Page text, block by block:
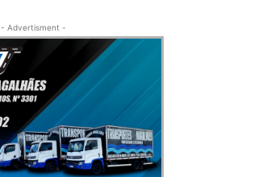
- Advertisment -